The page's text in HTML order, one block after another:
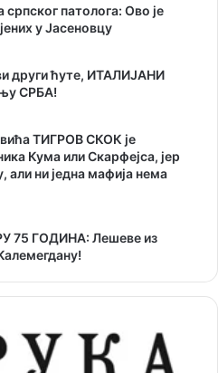
патолога: Ово је
у Јасеновцу
други ћуте, ИТАЛИЈАНИ
СРБА!
ТИГРОВ СКОК је
Кума или Скарфејса, јер
ни једна мафија нема
75 ГОДИНА: Лешеве из